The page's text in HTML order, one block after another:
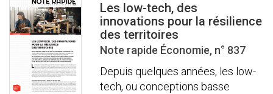
Les low-tech, des
innovations pour la résilience
des territoires
Note rapide Économie, n° 837
Depuis quelques années, les low-
tech, ou conceptions basse